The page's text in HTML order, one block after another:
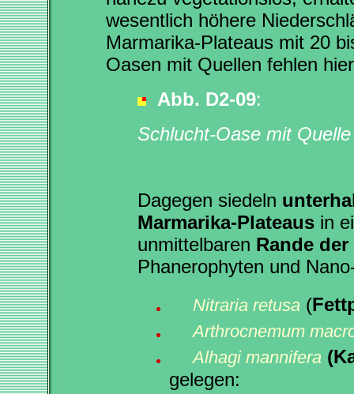
wesentlich höhere
Marmarika-Plateaus mit 20
Oasen mit Quellen fehlen
Abb. D2-09:
Schlucht-Oase mit
Dagegen siedeln
Marmarika-Plateaus in
unmittelbaren Rande
Phanerophyten und
Nitraria retusa (
Arthrocnemum
Alhagi mannifera
gelegen: